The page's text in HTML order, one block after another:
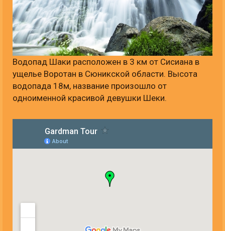
Водопад Шаки расположен в 3 км от Сисиана в
ущелье Воротан в Сюникской области. Высота
водопада 18м, название произошло от
одноименной красивой девушки Шеки.